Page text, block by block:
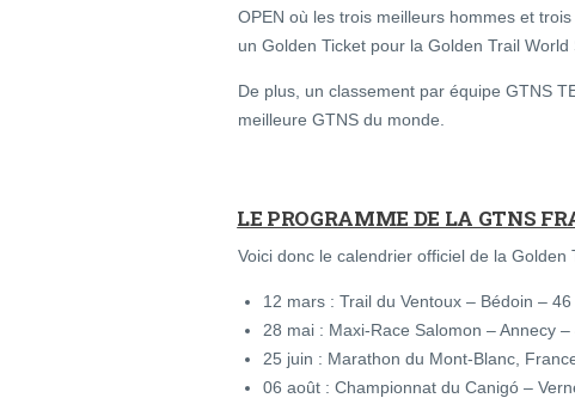
OPEN où les trois meilleurs hommes et
un Golden Ticket pour la Golden Trail World
De plus, un classement par équipe GTNS
meilleure GTNS du monde.
LE PROGRAMME DE LA GTNS
Voici donc le calendrier officiel de la
12 mars : Trail du Ventoux – Bédoin –
28 mai : Maxi-Race Salomon – Annecy
25 juin : Marathon du Mont-Blanc,
06 août : Championnat du Canigó –